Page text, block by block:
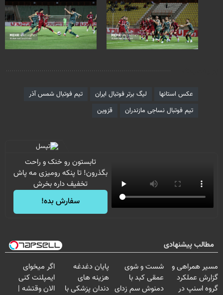
عکس استانها لیگ برتر فوتبال ایران
تیم فوتبال شمس آذر
تیم فوتبال نساجی مازندران
قزوین
تابستون رو خنک و راحت
بگذرون! تا پنکه رومیزی مه پاش
تخفیف داره بخرش
سفارش بده!
مطالب پیشنهادی
مسیر همراهی و
گزارش عملکرد
گروه اسنپ در
شست و شوی
عمقی کبد با
دمنوش سم زدای
پایان دغدغه
هزینه های
دندان پزشکی با
اگر میخوای
ایمپلنت کنی
الان وقتشه |